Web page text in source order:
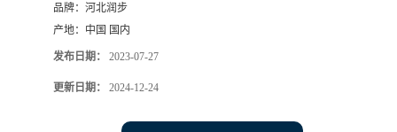
品牌： 河北润步
产地： 中国 国内
发布日期： 2023-07-27
更新日期： 2024-12-24